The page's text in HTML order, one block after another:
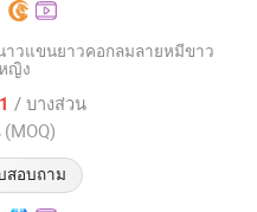
าวแขนยาวคอกลมลายหมีขาว
ญิง
/ บางส่วน
(MOQ)
สอบถาม
อัตราจาก 2022